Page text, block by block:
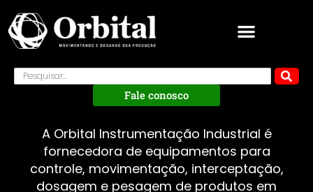
Fale conosco
A Orbital Instrumentação Industrial é
fornecedora de equipamentos para
controle, movimentação, interceptação,
dosagem e pesagem de produtos em